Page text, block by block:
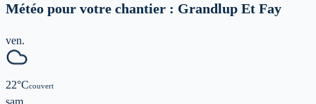
Météo pour votre chantier : Grandlup Et Fay
ven.
22°Ccouvert
sam.